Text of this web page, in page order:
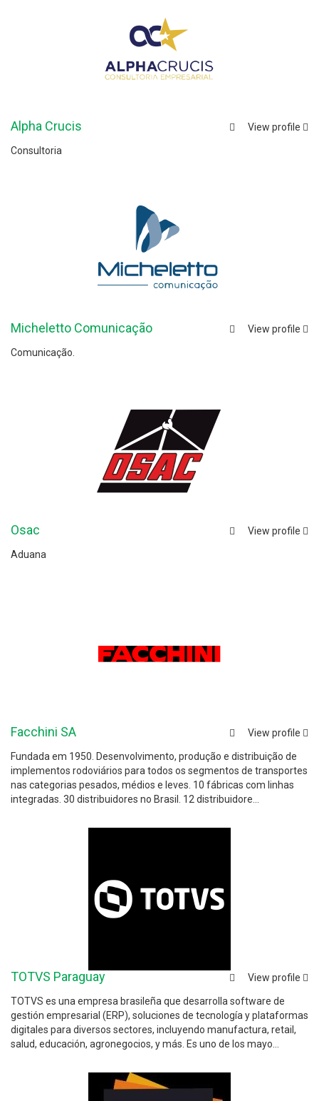
View profile
Alpha Crucis
Consultoria
View profile
Micheletto Comunicação
Comunicação.
View profile
Osac
Aduana
View profile
Facchini SA
Fundada em 1950. Desenvolvimento, produção e distribuição de
implementos rodoviários para todos os segmentos de transportes
nas categorias pesados, médios e leves. 10 fábricas com linhas
integradas. 30 distribuidores no Brasil. 12 distribuidore...
View profile
TOTVS Paraguay
TOTVS es una empresa brasileña que desarrolla software de
gestión empresarial (ERP), soluciones de tecnología y plataformas
digitales para diversos sectores, incluyendo manufactura, retail,
salud, educación, agronegocios, y más. Es uno de los mayo...